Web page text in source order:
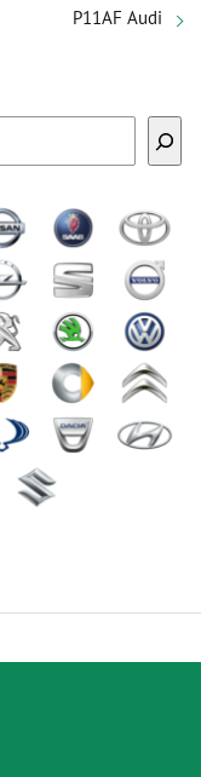
P11AF Audi